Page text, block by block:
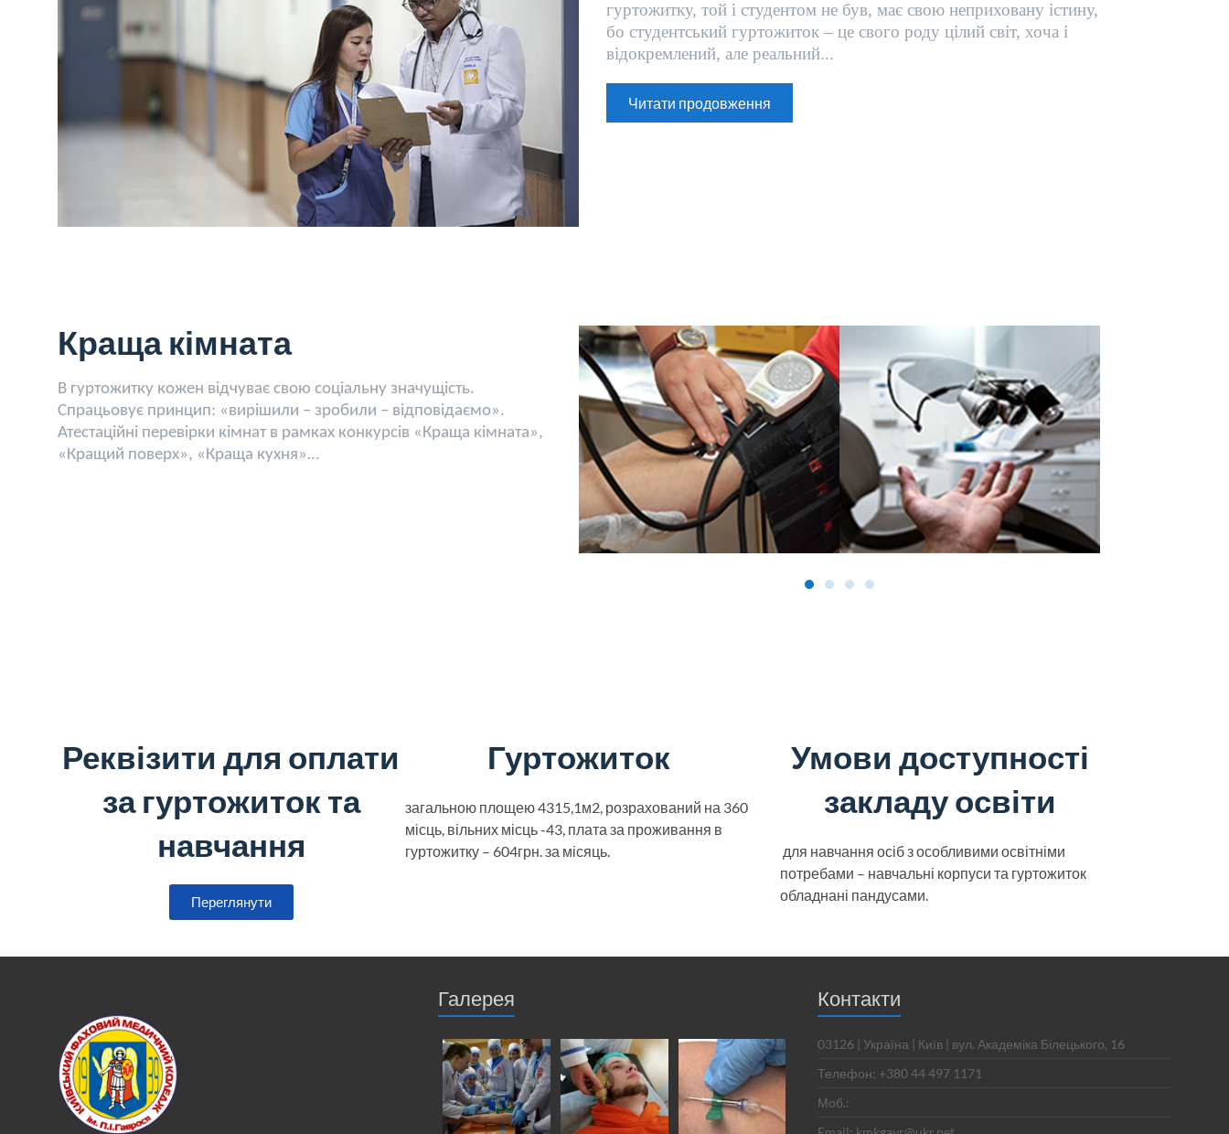
гуртожитку, той і студентом не був, має свою неприховану істину,
бо студентський гуртожиток – це свого роду цілий світ, хоча і
відокремлений, але реальний...
Читати продовження
Краща кімната
В гуртожитку кожен відчуває свою соціальну значущість.
Спрацьовує принцип: «вирішили – зробили – відповідаємо».
Атестаційні перевірки кімнат в рамках конкурсів «Краща кімната»,
«Кращий поверх», «Краща кухня»…
Реквізити для оплати
за гуртожиток та
навчання
Переглянути
Гуртожиток
загальною площею 4315,1м2,розрахований на 360
місць, вільних місць -43, плата за проживання в
гуртожитку – 604грн. за місяць.
Умови доступності
закладу освіти
для навчання осіб з особливими освітніми
потребами – навчальні корпуси та гуртожиток
обладнані пандусами.
Галерея Контакти
03126 | Україна | Київ | вул. Академіка Білецького, 16
Телефон: +380 44 497 1171
Моб.: